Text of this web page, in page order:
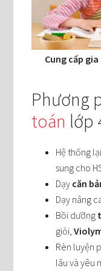
Cung cấp
Phương
toán lớp
Hệ thống
sung cho
Dạy căn
Dạy nâng
Bồi dưỡng
giỏi,
Rèn luyện
lâu và yêu